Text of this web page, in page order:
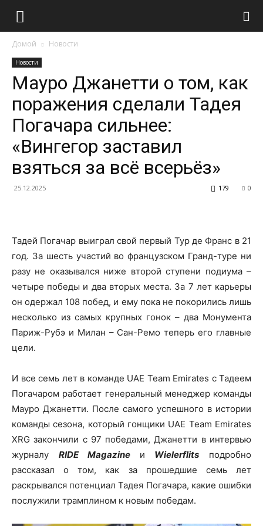
Домой Новости
Новости
Мауро Джанетти о том, как
поражения сделали Тадея
Погачара сильнее:
«Вингегор заставил
взяться за всё всерьёз»
25.12.2025 0
179
Тадей Погачар выиграл свой первый Тур де Франс в 21
год. За шесть участий во французском Гранд-туре ни
разу не оказывался ниже второй ступени подиума –
четыре победы и два вторых места. За 7 лет карьеры
он одержал 108 побед, и ему пока не покорились лишь
несколько из самых крупных гонок – два Монумента
Париж-Рубэ и Милан – Сан-Ремо теперь его главные
цели.
И все семь лет в команде UAE Team Emirates с Тадеем
Погачаром работает генеральный менеджер команды
Мауро Джанетти. После самого успешного в истории
команды сезона, который гонщики UAE Team Emirates
XRG закончили с 97 победами, Джанетти в интервью
журналу RIDE Magazine и Wielerflits подробно
рассказал о том, как за прошедшие семь лет
раскрывался потенциал Тадея Погачара, какие ошибки
послужили трамплином к новым победам.